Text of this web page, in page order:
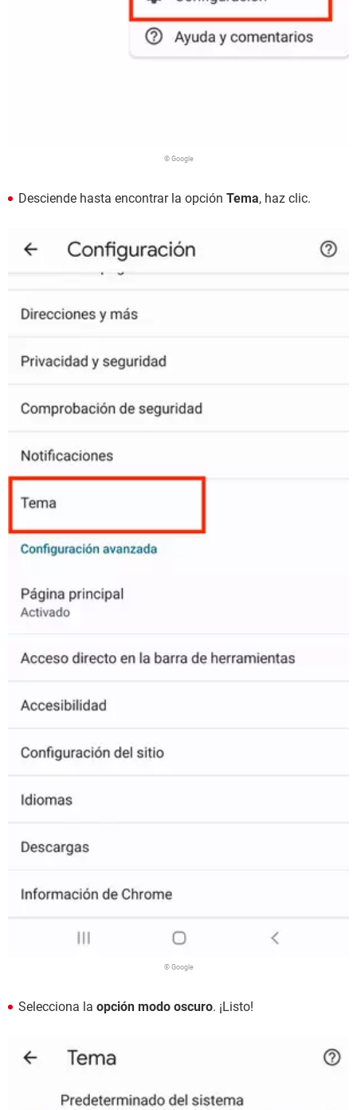
© Google
Desciende hasta encontrar la opción Tema, haz clic.
© Google
Selecciona la opción modo oscuro. ¡Listo!